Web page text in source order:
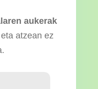
aukerak
atzean ez